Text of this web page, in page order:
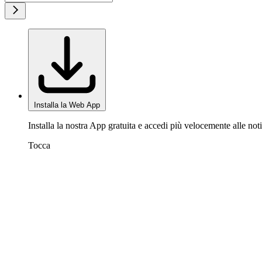
Installa la Web App
Installa la nostra App gratuita e accedi più velocemente alle
Tocca